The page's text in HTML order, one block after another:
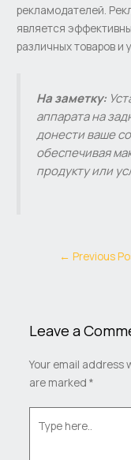
рекламодателей.
является
различных товаров и
На заметку:
аппарата на
донести ваше
обеспечивая
продукту или
← Previous
Leave a
Your email address
are marked *
here..